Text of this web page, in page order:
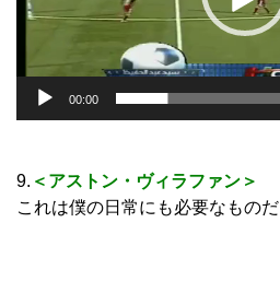
ー
00:00
9. ＜アストン・ヴィラファン＞
これは僕の日常にも必要なものだ